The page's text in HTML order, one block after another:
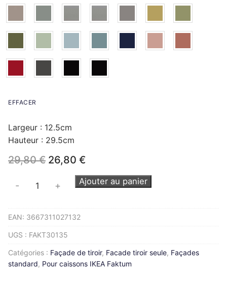
EFFACER
Largeur : 12.5cm
Hauteur : 29.5cm
29,80€ Le
prix
était :
26,80 €
actuel
est :
quantité
de
tiroir
L30H13cm
- + Ajouter au panier
EAN: 3667311027132
UGS : FAKT30135
Catégories : Façade de tiroir, Facade tiroir seule, Façades
standard, Pour caissons IKEA Faktum